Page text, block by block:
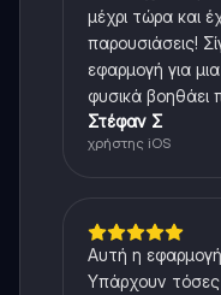
μέχρι τώρα και
παρουσιάσεις!
εφαρμογή για
φυσικά βοηθάει
Στέφαν Σ
χρήστης iOS
Αυτή η εφαρμογή
Υπάρχουν